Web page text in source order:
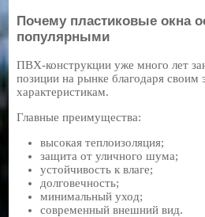
Почему пластиковые окна
популярными
ПВХ-конструкции уже много лет
позиции на рынке благодаря своим
характеристикам.
Главные преимущества:
высокая теплоизоляция;
защита от уличного шума;
устойчивость к влаге;
долговечность;
минимальный уход;
современный внешний вид.